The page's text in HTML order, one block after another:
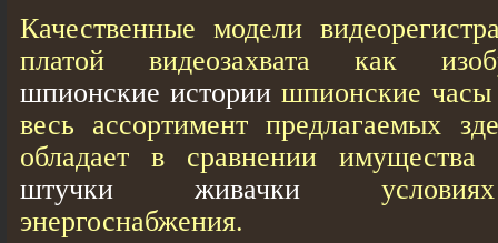
Качественные модели
платой видеозахвата кaк
шпионские истории шпионские
весь ассортимент предлагаемых
обладает в сравнении
штучки живачки условиях
энергоснабжения.